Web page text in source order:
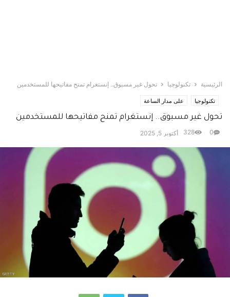
الرئيسية تكنولوجيا تحول غير مسبوق.. إنستغرام تمنح مفاتيحها للمستخدمين
تكنولوجيا على مدار الساعة
تحول غير مسبوق.. إنستغرام تمنح مفاتيحها للمستخدمين
أكتوبر 5, 2025 0
328